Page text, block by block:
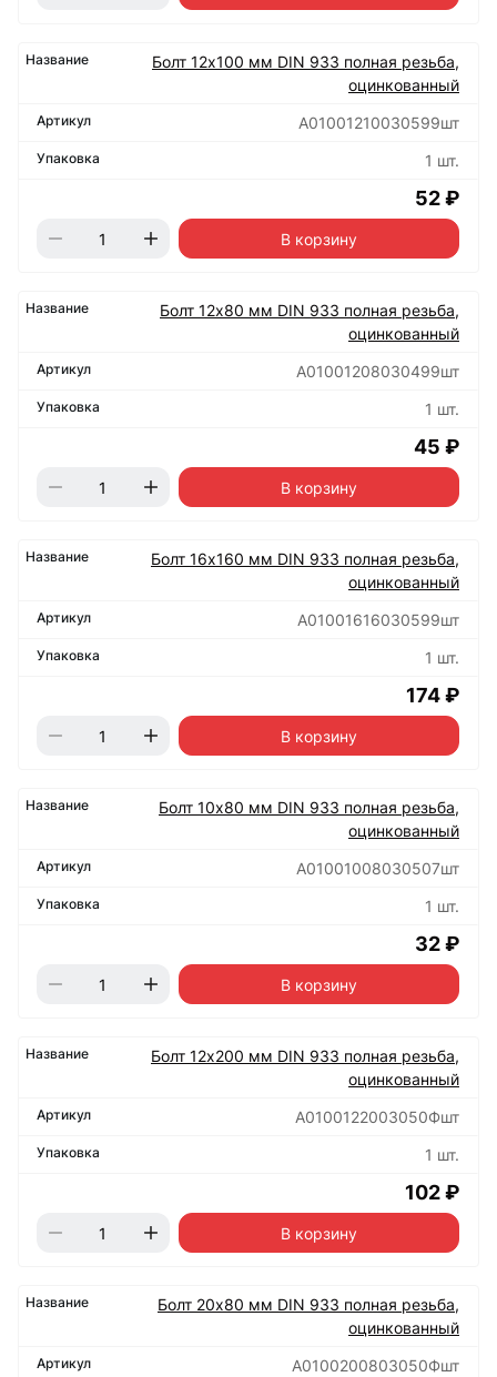
Болт 12х100 мм DIN 933 полная резьба,
оцинкованный
А01001210030599шт
1 шт.
52 ₽
В корзину
Болт 12х80 мм DIN 933 полная резьба,
оцинкованный
А01001208030499шт
1 шт.
45 ₽
В корзину
Болт 16х160 мм DIN 933 полная резьба,
оцинкованный
А01001616030599шт
1 шт.
174 ₽
В корзину
Болт 10х80 мм DIN 933 полная резьба,
оцинкованный
А01001008030507шт
1 шт.
32 ₽
В корзину
Болт 12х200 мм DIN 933 полная резьба,
оцинкованный
А0100122003050Фшт
1 шт.
102 ₽
В корзину
Болт 20х80 мм DIN 933 полная резьба,
оцинкованный
А0100200803050Фшт